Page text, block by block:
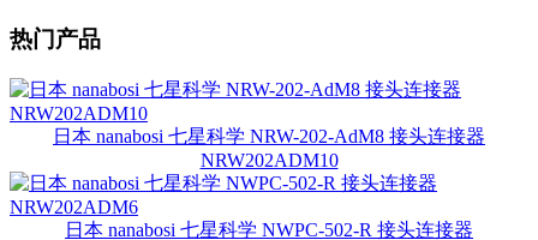
热门产品
日本 nanabosi 七星科学 NRW-202-AdM8 接头连接器
NRW202ADM10
日本 nanabosi 七星科学 NWPC-502-R 接头连接器